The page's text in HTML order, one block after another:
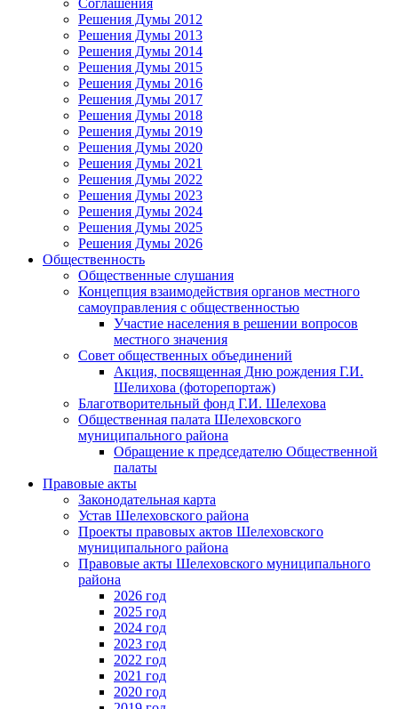
Решения Думы 2012
Решения Думы 2013
Решения Думы 2014
Решения Думы 2015
Решения Думы 2016
Решения Думы 2017
Решения Думы 2018
Решения Думы 2019
Решения Думы 2020
Решения Думы 2021
Решения Думы 2022
Решения Думы 2023
Решения Думы 2024
Решения Думы 2025
Решения Думы 2026
Общественность
Общественные слушания
Концепция взаимодействия органов местного
самоуправления с общественностью
Участие населения в решении вопросов
местного значения
Совет общественных объединений
Акция, посвященная Дню рождения Г.И.
Шелихова (фоторепортаж)
Благотворительный фонд Г.И. Шелехова
Общественная палата Шелеховского
муниципального района
Обращение к председателю Общественной
палаты
Правовые акты
Законодательная карта
Устав Шелеховского района
Проекты правовых актов Шелеховского
муниципального района
Правовые акты Шелеховского муниципального
района
2026 год
2025 год
2024 год
2023 год
2022 год
2021 год
2020 год